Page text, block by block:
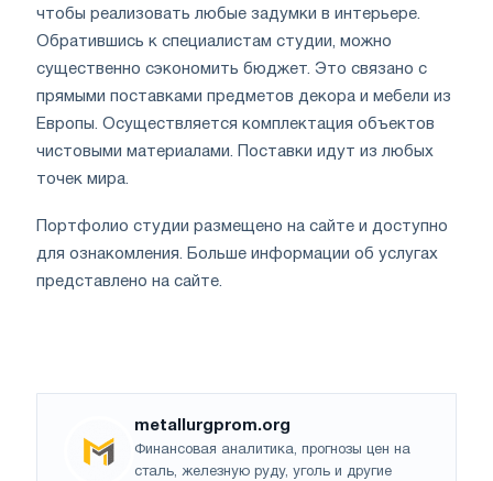
чтобы реализовать любые задумки в интерьере.
Обратившись к специалистам студии, можно
существенно сэкономить бюджет. Это связано с
прямыми поставками предметов декора и мебели из
Европы. Осуществляется комплектация объектов
чистовыми материалами. Поставки идут из любых
точек мира.
Портфолио студии размещено на сайте и доступно
для ознакомления. Больше информации об услугах
представлено на сайте.
metallurgprom.org
Финансовая аналитика, прогнозы цен на
сталь, железную руду, уголь и другие